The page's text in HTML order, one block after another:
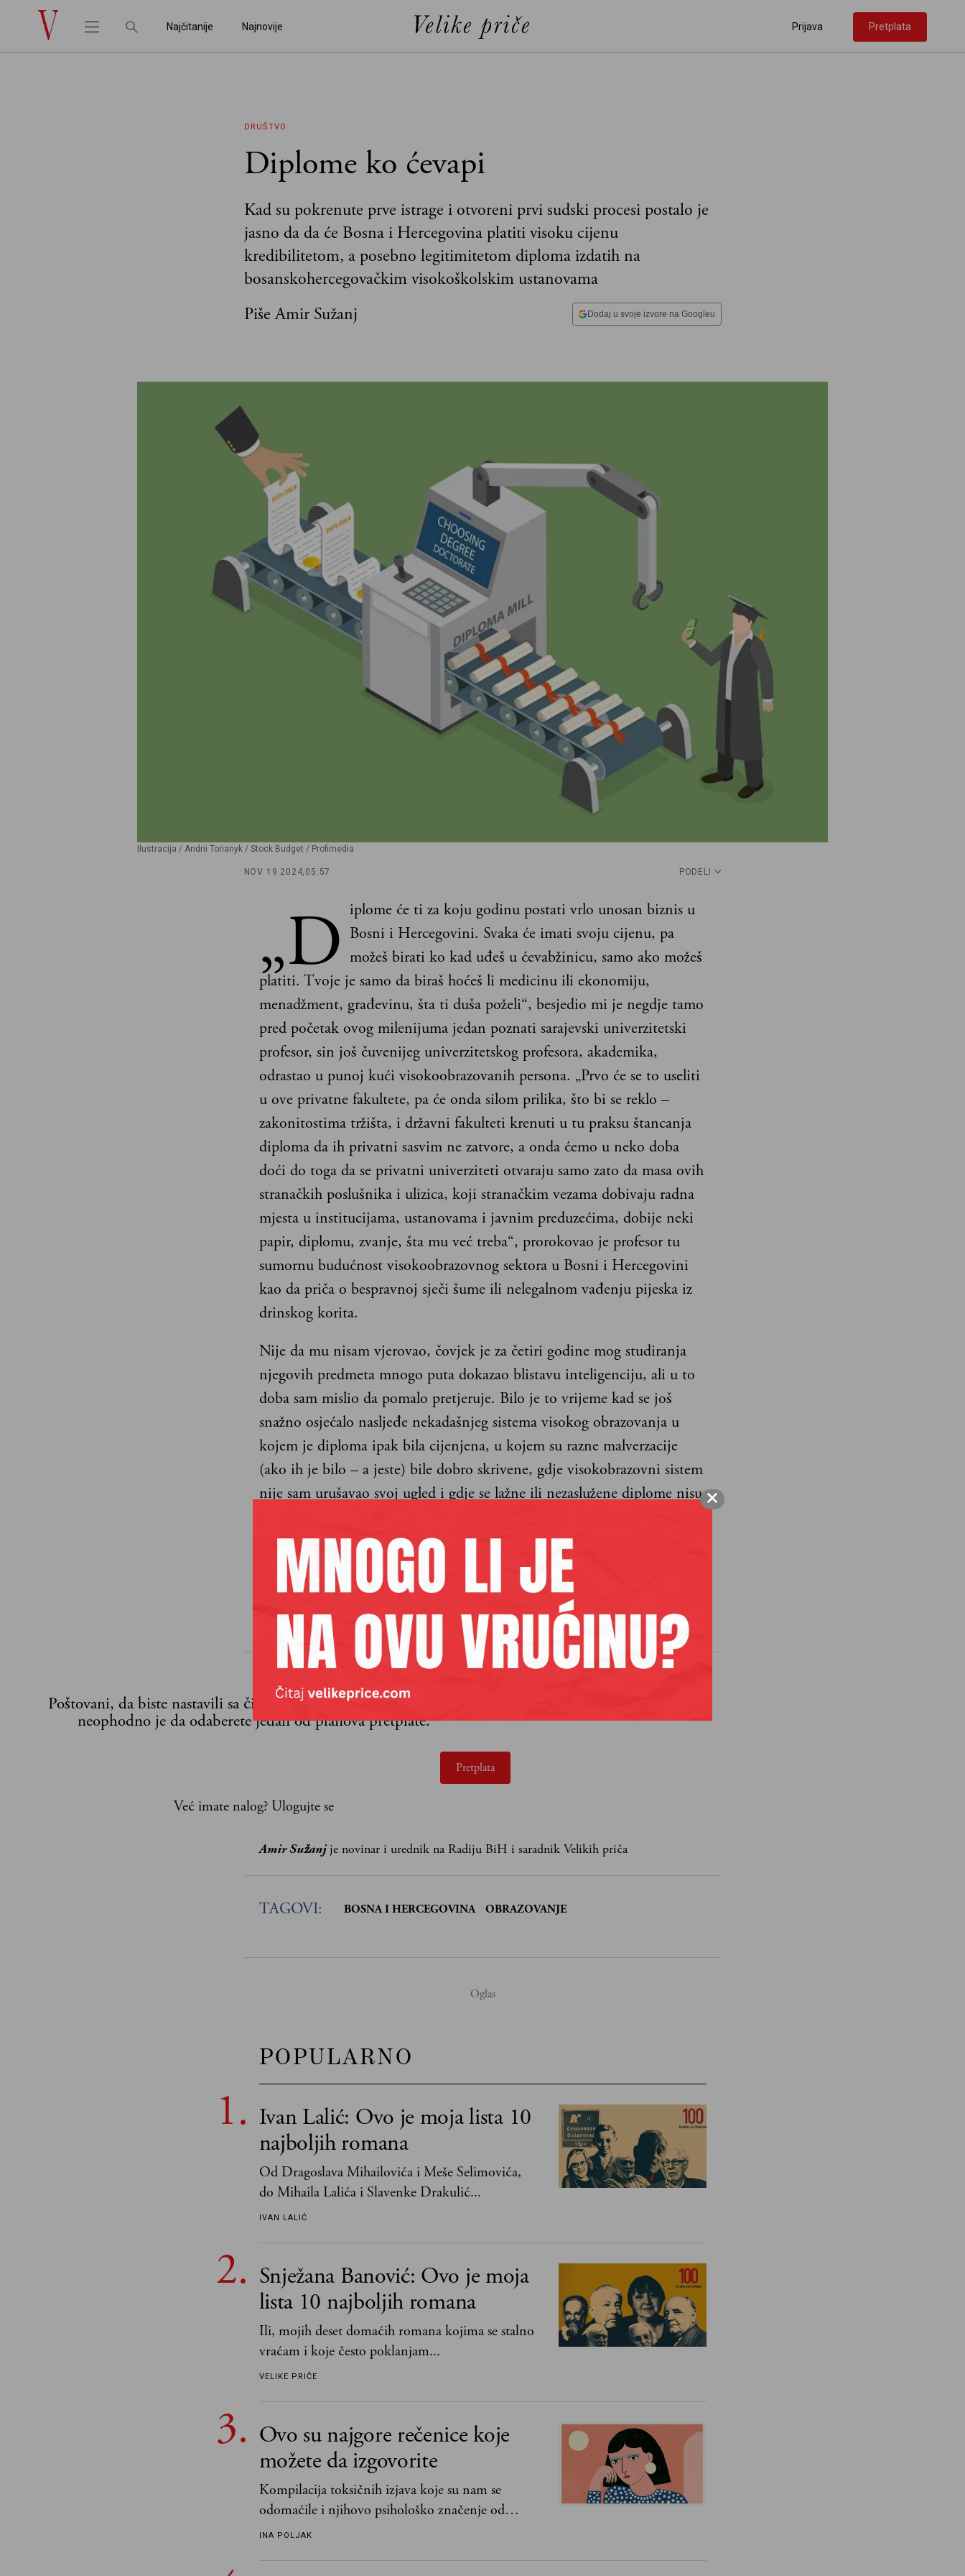
Najčitanije Najnovije Prijava Pretplata
DRUŠTVO
Diplome ko ćevapi
Kad su pokrenute prve istrage i otvoreni prvi sudski procesi postalo je
jasno da da će Bosna i Hercegovina platiti visoku cijenu
kredibilitetom, a posebno legitimitetom diploma izdatih na
bosanskohercegovačkim visokoškolskim ustanovama
Piše Amir Sužanj
Dodaj u svoje izvore na Googleu
Ilustracija / Andrii Torianyk / Stock Budget / Profimedia
NOV 19 2024, 05:57 PODELI
„D iplome će ti za koju godinu postati vrlo unosan biznis u
Bosni i Hercegovini. Svaka će imati svoju cijenu, pa
možeš birati ko kad uđeš u ćevabžinicu, samo ako možeš
platiti. Tvoje je samo da biraš hoćeš li medicinu ili ekonomiju,
menadžment, građevinu, šta ti duša poželi“, besjedio mi je negdje tamo
pred početak ovog milenijuma jedan poznati sarajevski univerzitetski
profesor, sin još čuvenijeg univerzitetskog profesora, akademika,
odrastao u punoj kući visokoobrazovanih persona. „Prvo će se to useliti
u ove privatne fakultete, pa će onda silom prilika, što bi se reklo –
zakonitostima tržišta, i državni fakulteti krenuti u tu praksu štancanja
diploma da ih privatni sasvim ne zatvore, a onda ćemo u neko doba
doći do toga da se privatni univerziteti otvaraju samo zato da masa ovih
stranačkih poslušnika i ulizica, koji stranačkim vezama dobivaju radna
mjesta u institucijama, ustanovama i javnim preduzećima, dobije neki
papir, diplomu, zvanje, šta mu već treba“, prorokovao je profesor tu
sumornu budućnost visokoobrazovnog sektora u Bosni i Hercegovini
kao da priča o bespravnoj sječi šume ili nelegalnom vađenju pijeska iz
drinskog korita.
Nije da mu nisam vjerovao, čovjek je za četiri godine mog studiranja
njegovih predmeta mnogo puta dokazao blistavu inteligenciju, ali u to
doba sam mislio da pomalo pretjeruje. Bilo je to vrijeme kad se još
snažno osjećalo nasljeđe nekadašnjeg sistema visokog obrazovanja u
kojem je diploma ipak bila cijenjena, u kojem su razne malverzacije
(ako ih je bilo – a jeste) bile dobro skrivene, gdje visokobrazovni sistem
nije sam urušavao svoj ugled i gdje se lažne ili nezaslužene diplome nisu
Poštovani, da biste nastavili sa čitanjem naših premium sadržaja,
neophodno je da odaberete jedan od planova pretplate.
Pretplata
Već imate nalog? Ulogujte se
Amir Sužanjje novinar i urednik na Radiju BiH i saradnik Velikih priča
TAGOVI: BOSNA I HERCEGOVINA OBRAZOVANJE
POPULARNO
Ivan Lalić: Ovo je moja lista 10
najboljih romana
Od Dragoslava Mihailovića i Meše Selimovića,
do Mihaila Lalića i Slavenke Drakulić...
IVAN LALIĆ
Snježana Banović: Ovo je moja
lista 10 najboljih romana
Ili, mojih deset domaćih romana kojima se stalno
vraćam i koje često poklanjam...
VELIKE PRIČE
Ovo su najgore rečenice koje
možete da izgovorite
Kompilacija toksičnih izjava koje su nam se
odomaćile i njihovo psihološko značenje od
„Biće ti bolje bez mene“ do „Sve se dešava sa
INA POLJAK